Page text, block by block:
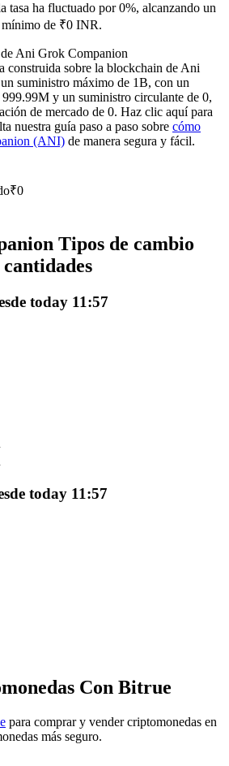
USDC como garantía
traders
de Copia
de beneficios y comisiones de copy trading
que incluye información comercial, etc.
tasa ha fluctuado por 0%, alcanzando un
de ₹0 INR.
Ani Grok Companion
construida sobre la blockchain de Ani
suministro máximo de 1B, con un
y un suministro circulante de 0,
de mercado de 0. Haz clic aquí para
nuestra guía paso a paso sobre cómo
(ANI) de manera segura y fácil.
₹0
Tipos de cambio
today 11:57
today 11:57
Con Bitrue
para comprar y vender criptomonedas en
más seguro.